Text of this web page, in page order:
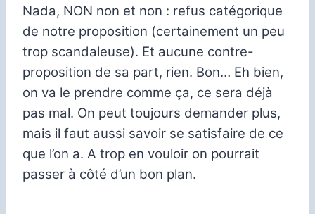
Nada, NON non et non : refus catégorique
de notre proposition (certainement un peu
trop scandaleuse). Et aucune contre-
proposition de sa part, rien. Bon… Eh bien,
on va le prendre comme ça, ce sera déjà
pas mal. On peut toujours demander plus,
mais il faut aussi savoir se satisfaire de ce
que l’on a. A trop en vouloir on pourrait
passer à côté d’un bon plan.